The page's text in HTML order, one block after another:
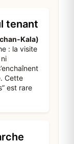
tenant
: la visite
Cette
est rare